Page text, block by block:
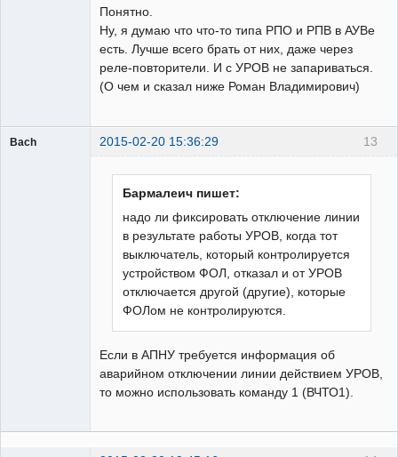
Понятно.
Ну, я думаю что что-то типа РПО и РПВ в АУВе
есть. Лучше всего брать от них, даже через
реле-повторители. И с УРОВ не запариваться.
(О чем и сказал ниже Роман Владимирович)
13
Bach 2015-02-20 15:36:29
Бармалеич пишет:
надо ли фиксировать отключение линии
в результате работы УРОВ, когда тот
выключатель, который контролируется
устройством ФОЛ, отказал и от УРОВ
отключается другой (другие), которые
ФОЛом не контролируются.
Если в АПНУ требуется информация об
аварийном отключении линии действием УРОВ,
то можно использовать команду 1 (ВЧТО1).